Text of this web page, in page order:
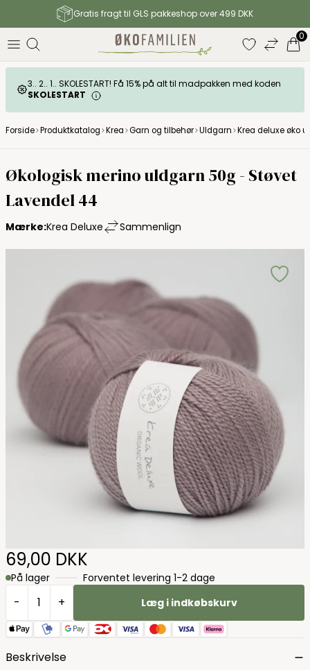
Gratis fragt til GLS pakkeshop over 499 DKK
0
3.. 2.. 1.. SKOLESTART! Få 15% på alt til madpakken med koden
SKOLESTART
Forside Produktkatalog Krea Garn og tilbehør Uldgarn Krea deluxe øko
Økologisk merino uldgarn 50g - Støvet
Lavendel 44
Mærke:Krea Deluxe Sammenlign
69,00 DKK
På lager Forventet levering 1-2 dage
- + Læg i indkøbskurv
Beskrivelse